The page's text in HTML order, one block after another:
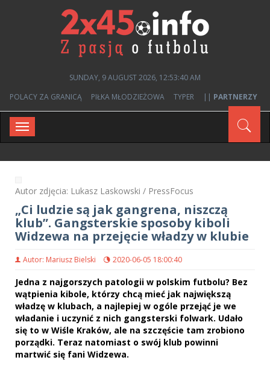
SUNDAY, 9 AUGUST 2026, 12:53:40 AM
POLACY ZA GRANICĄ
PIŁKA MŁODZIEŻOWA TYPER || PARTNERZY
Toggle
navigation
Autor zdjęcia: Lukasz Laskowski / PressFocus
„Ci ludzie są jak gangrena, niszczą
klub”. Gangsterskie sposoby kiboli
Widzewa na przejęcie władzy w klubie
Autor: Mariusz Bielski 2020-06-05 18:00:40
Jedna z najgorszych patologii w polskim futbolu? Bez
wątpienia kibole, którzy chcą mieć jak największą
władzę w klubach, a najlepiej w ogóle przejąć je we
władanie i uczynić z nich gangsterski folwark. Udało
się to w Wiśle Kraków, ale na szczęście tam zrobiono
porządki. Teraz natomiast o swój klub powinni
martwić się fani Widzewa.